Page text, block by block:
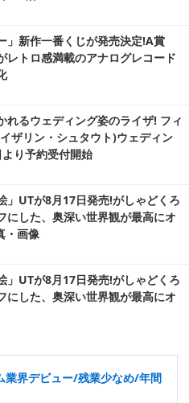
」新作一番くじが発売決定!A賞
レトロ感満載のアナログレコード
れるウェディング姿のライザ! フィ
ザリン・シュタウト)ウェディン
り予約受付開始
」UTが8月17日発売!がしゃどくろ
にした、奥深い世界観が最高にオ
・画像
」UTが8月17日発売!がしゃどくろ
にした、奥深い世界観が最高にオ
業界デビュー/残業少なめ/年間